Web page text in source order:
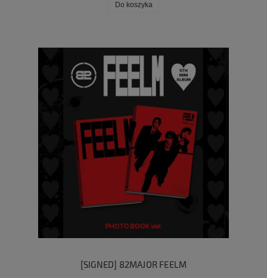
Do koszyka
[SIGNED] 82MAJOR FEELM